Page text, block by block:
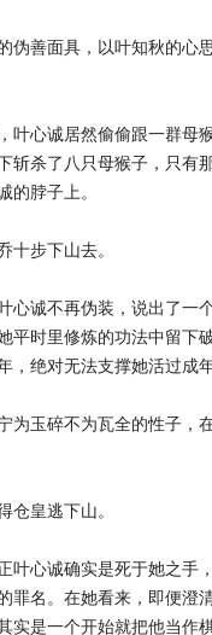
善面具，以叶知秋的心思
心诚居然偷偷跟一群母
斩杀了八只母猴子，只有
的脖子上。
步下山去。
诚不再伪装，说出了一
平时里修炼的功法中留下
绝对无法支撑她活过成年
玉碎不为瓦全的性子，
皇逃下山。
心诚确实是死于她之手
罪名。在她看来，即便澄
实是一个开始就把他当作